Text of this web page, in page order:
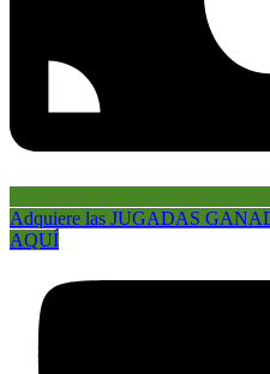
Adquiere las JUGADAS
AQUÍ